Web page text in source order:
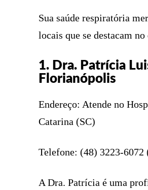
Sua saúde respiratória
locais que se destacam
1. Dra. Patrícia
Florianópolis
Endereço: Atende no
Catarina (SC)
Telefone: (48) 3223-
A Dra. Patrícia é uma